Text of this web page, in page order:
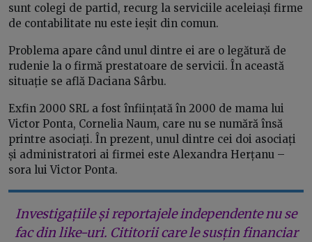
sunt colegi de partid, recurg la serviciile aceleiași firme
de contabilitate nu este ieșit din comun.
Problema apare când unul dintre ei are o legătură de
rudenie la o firmă prestatoare de servicii. În această
situație se află Daciana Sârbu.
Exfin 2000 SRL a fost înființată în 2000 de mama lui
Victor Ponta, Cornelia Naum, care nu se numără însă
printre asociați. În prezent, unul dintre cei doi asociați
și administratori ai firmei este Alexandra Herțanu –
sora lui Victor Ponta.
Investigațiile și reportajele independente nu se
fac din like-uri. Cititorii care le susțin financiar